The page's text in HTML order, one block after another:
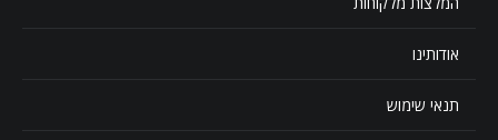
אודותינו
תנאי שימוש